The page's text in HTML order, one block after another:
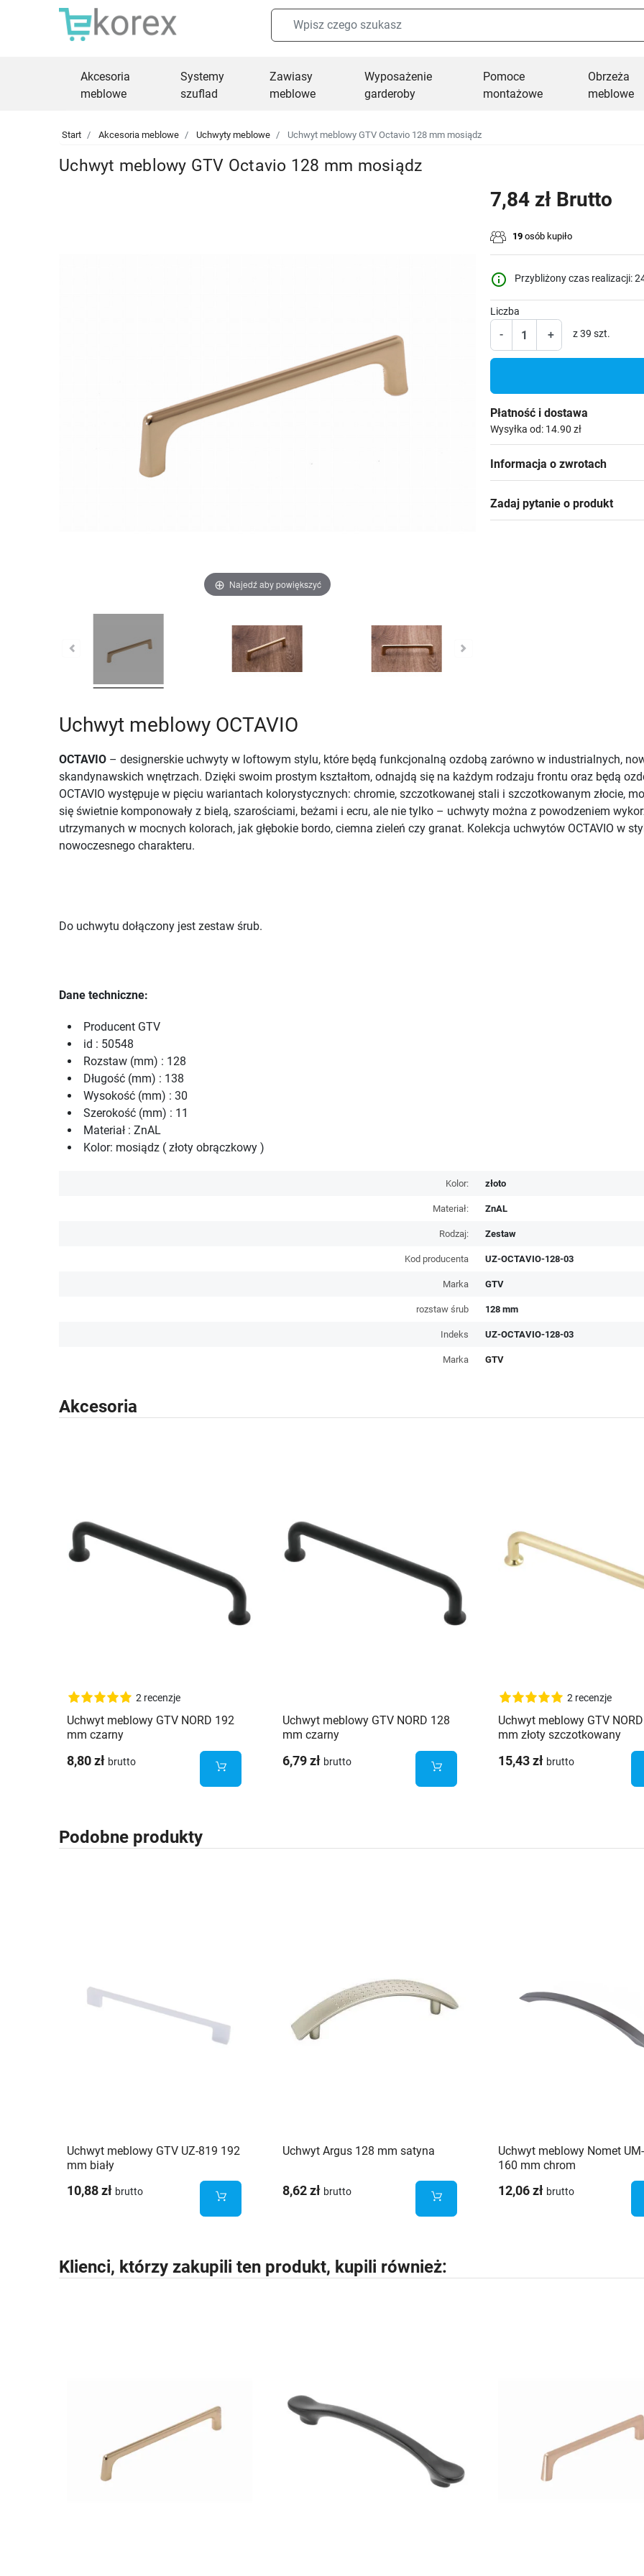
Akcesoria
meblowe
Systemy
szuflad
Zawiasy
meblowe
Wyposażenie
garderoby
Pomoce
montażowe
Obrzeża
meblowe
Start Akcesoria meblowe Uchwyty meblowe Uchwyt meblowy GTV Octavio 128 mm mosiądz
Uchwyt meblowy GTV Octavio 128 mm mosiądz
Najedź aby powiększyć
7,84 zł Brutto
19 osób kupiło
info_outline Przybliżony czas realizacji:
Liczba
- + z 39 szt.
Płatność i dostawa
Wysyłka od: 14.90 zł
Informacja o zwrotach
Zadaj pytanie o produkt
Uchwyt meblowy OCTAVIO
OCTAVIO – designerskie uchwyty w loftowym stylu, które będą funkcjonalną ozdobą zarówno w industrialnych,
skandynawskich wnętrzach. Dzięki swoim prostym kształtom, odnajdą się na każdym rodzaju frontu oraz będą
OCTAVIO występuje w pięciu wariantach kolorystycznych: chromie, szczotkowanej stali i szczotkowanym złocie,
się świetnie komponowały z bielą, szarościami, beżami i ecru, ale nie tylko – uchwyty można z powodzeniem
utrzymanych w mocnych kolorach, jak głębokie bordo, ciemna zieleń czy granat. Kolekcja uchwytów OCTAVIO w
nowoczesnego charakteru.
Do uchwytu dołączony jest zestaw śrub.
Dane techniczne:
Producent GTV
id : 50548
Rozstaw (mm) : 128
Długość (mm) : 138
Wysokość (mm) : 30
Szerokość (mm) : 11
Materiał : ZnAL
Kolor: mosiądz ( złoty obrączkowy )
Kolor: złoto
Materiał: ZnAL
Rodzaj: Zestaw
Kod producenta UZ-OCTAVIO-128-03
Marka GTV
rozstaw śrub 128 mm
Indeks UZ-OCTAVIO-128-03
Marka GTV
Akcesoria
2 recenzje
Uchwyt meblowy GTV NORD 192
mm czarny
8,80 zł brutto
Uchwyt meblowy GTV NORD 128
mm czarny
6,79 zł brutto
2 recenzje
Uchwyt meblowy GTV
mm złoty szczotkowany
15,43 zł brutto
Podobne produkty
Uchwyt meblowy GTV UZ-819 192
mm biały
10,88 zł brutto
Uchwyt Argus 128 mm satyna
8,62 zł brutto
Uchwyt meblowy Nomet
160 mm chrom
12,06 zł brutto
Klienci, którzy zakupili ten produkt, kupili również: